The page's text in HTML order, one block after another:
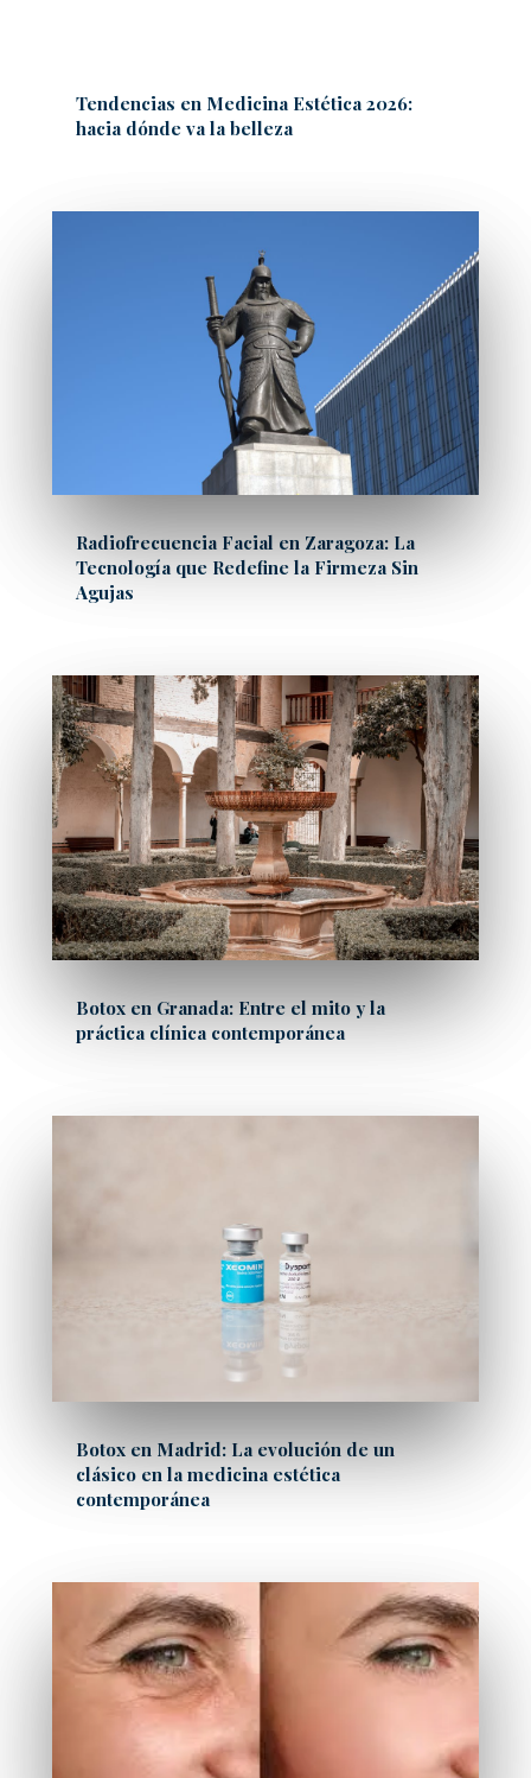
Tendencias en Medicina Estética 2026:
hacia dónde va la belleza
Radiofrecuencia Facial en Zaragoza: La
Tecnología que Redefine la Firmeza Sin
Agujas
Botox en Granada: Entre el mito y la
práctica clínica contemporánea
Botox en Madrid: La evolución de un
clásico en la medicina estética
contemporánea